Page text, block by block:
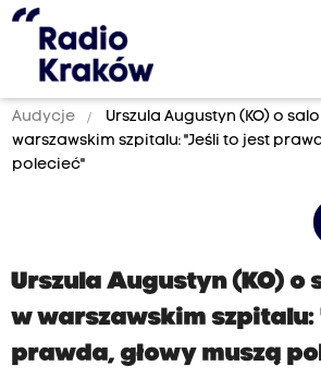
Audycje
Urszula Augustyn (KO) o
warszawskim szpitalu: "Jeśli to jest
polecieć"
Urszula Augustyn (KO) o
w warszawskim szpitalu:
prawda, głowy muszą